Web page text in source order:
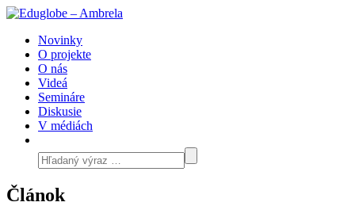
Novinky
O projekte
O nás
Videá
Semináre
Diskusie
V médiách
Článok